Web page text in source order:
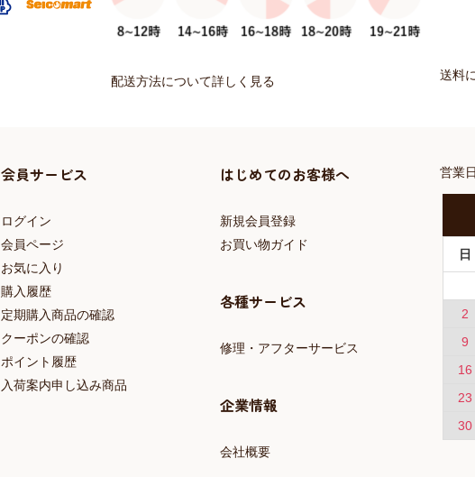
配送方法について詳しく見る 送料
会員サービス
ログイン
会員ページ
お気に入り
購入履歴
定期購入商品の確認
クーポンの確認
ポイント履歴
入荷案内申し込み商品
はじめてのお客様へ
新規会員登録
お買い物ガイド
各種サービス
修理・アフターサービス
企業情報
会社概要
営業
日
2
9
16
23
30